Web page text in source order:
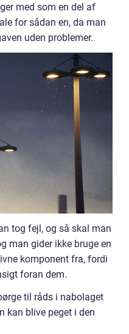
med som en del af
for sådan en, da man
uden problemer.
tog fejl, og så skal man
man gider ikke bruge en
komponent fra, fordi
foran dem.
til råds i nabolaget
kan blive peget i den